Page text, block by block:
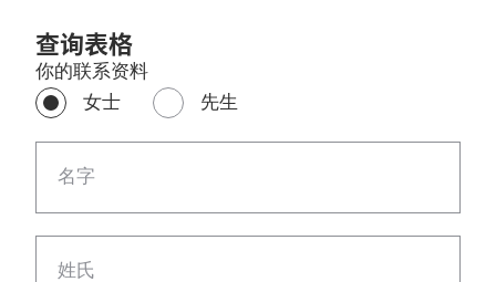
查询表格
你的联系资料
女士
先生
名字
姓氏